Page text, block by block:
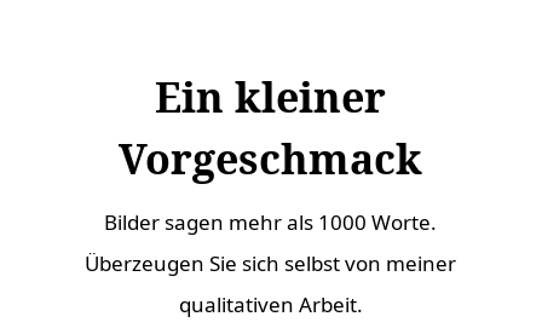
Ein kleiner
Vorgeschmack
Bilder sagen mehr als 1000 Worte.
Überzeugen Sie sich selbst von meiner
qualitativen Arbeit.